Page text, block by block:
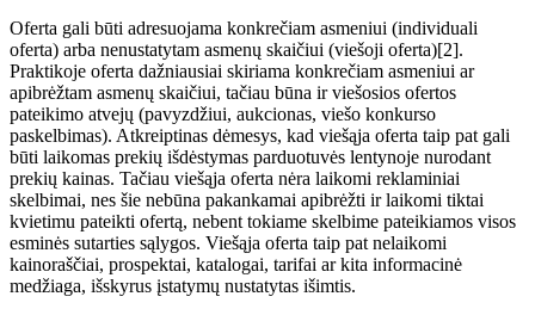
Oferta gali būti adresuojama konkrečiam asmeniui (individuali
oferta) arba nenustatytam asmenų skaičiui (viešoji oferta)[2].
Praktikoje oferta dažniausiai skiriama konkrečiam asmeniui ar
apibrėžtam asmenų skaičiui, tačiau būna ir viešosios ofertos
pateikimo atvejų (pavyzdžiui, aukcionas, viešo konkurso
paskelbimas). Atkreiptinas dėmesys, kad viešąja oferta taip pat gali
būti laikomas prekių išdėstymas parduotuvės lentynoje nurodant
prekių kainas. Tačiau viešąja oferta nėra laikomi reklaminiai
skelbimai, nes šie nebūna pakankamai apibrėžti ir laikomi tiktai
kvietimu pateikti ofertą, nebent tokiame skelbime pateikiamos visos
esminės sutarties sąlygos. Viešąja oferta taip pat nelaikomi
kainoraščiai, prospektai, katalogai, tarifai ar kita informacinė
medžiaga, išskyrus įstatymų nustatytas išimtis.